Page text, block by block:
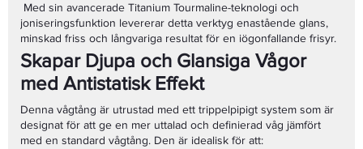
Med sin avancerade Titanium Tourmaline-teknologi och
joniseringsfunktion levererar detta verktyg enastående glans,
minskad friss och långvariga resultat för en iögonfallande frisyr.
Skapar Djupa och Glansiga Vågor
med Antistatisk Effekt
Denna vågtång är utrustad med ett trippelpipigt system som är
designat för att ge en mer uttalad och definierad våg jämfört
med en standard vågtång. Den är idealisk för att: